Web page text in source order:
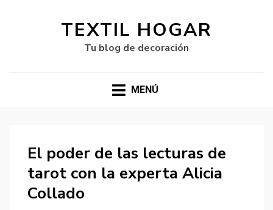
TEXTIL HOGAR
Tu blog de decoración
MENÚ
El poder de las lecturas de
tarot con la experta Alicia
Collado